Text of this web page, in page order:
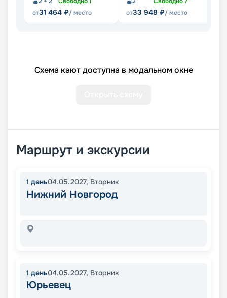
от31 464 ₽/ место
от33 948 ₽/ место
Схема кают доступна в модальном окне
Маршрут и экскурсии
1 день04.05.2027, Вторник
Нижний Новгород
1 день04.05.2027, Вторник
Юрьевец